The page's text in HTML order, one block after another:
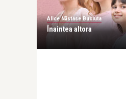
Alice Năstase Buciuta
Înaintea altora